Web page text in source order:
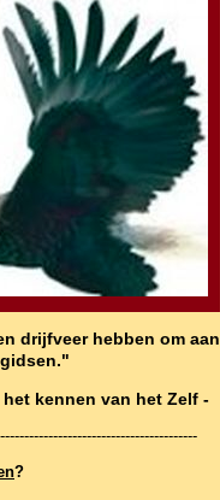
drijfveer hebben om aan
kennen van het Zelf -
?